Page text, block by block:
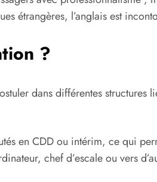
étrangères, l’anglais est
?
dans différentes structures
en CDD ou intérim, ce qui
chef d’escale ou vers